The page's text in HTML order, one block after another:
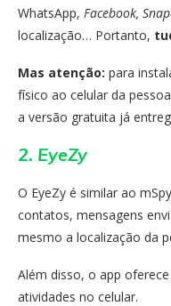
WhatsApp, Facebook,
localização… Portanto,
Mas atenção: para
físico ao celular da
a versão gratuita já
2. EyeZy
O EyeZy é similar ao
contatos, mensagens
mesmo a localização da
Além disso, o app oferece
atividades no celular.